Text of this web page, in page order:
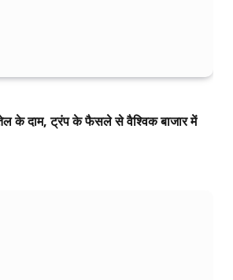
तेल के दाम, ट्रंप के फैसले से वैश्विक बाजार में